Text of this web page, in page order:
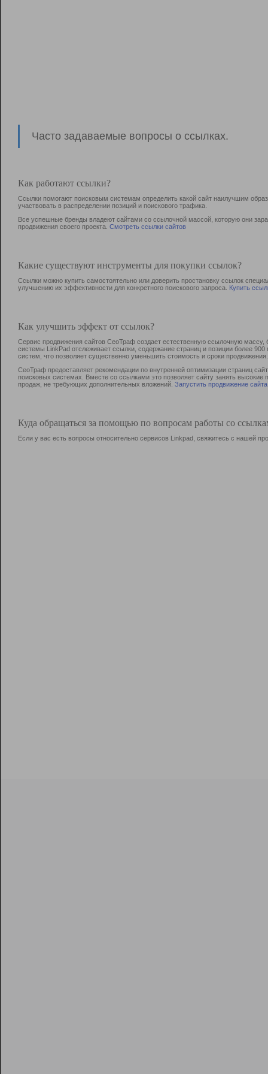
Часто задаваемые вопросы о ссылках.
Как работают ссылки?
Ссылки помогают поисковым системам определить какой сайт наилучшим
участвовать в раcпределении позиций и поискового трафика.
Все успешные бренды владеют сайтами со ссылочной массой, которую они
продвижения своего проекта. Смотреть ссылки сайтов
Какие существуют инструменты для покупки ссылок?
Ссылки можно купить самостоятельно или доверить простановку ссылок
улучшению их эффективности для конкретного поискового запроса. Купить
Как улучшить эффект от ссылок?
Сервис продвижения сайтов СеоТраф создает естественную ссылочную
системы LinkPad отслеживает ссылки, содержание страниц и позиции более
систем, что позволяет существенно уменьшить стоимость и сроки продвижения.
СеоТраф предоставляет рекомендации по внутренней оптимизации страниц
поисковых системах. Вместе со ссылками это позволяет сайту занять
продаж, не требующих дополнительных вложений. Запустить продвижение сайта
Куда обращаться за помощью по вопросам работы со
Если у вас есть вопросы относительно сервисов Linkpad, свяжитесь с нашей